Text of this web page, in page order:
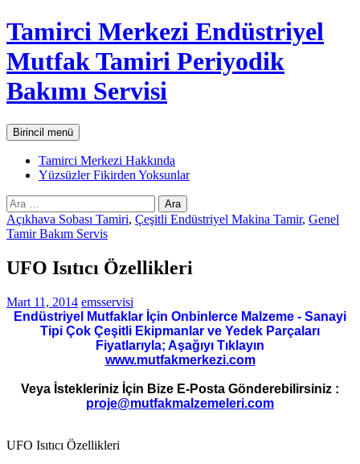
İçeriğe
atla
Tamirci Merkezi Endüstriyel
Mutfak Tamiri Periyodik
Bakımı Servisi
AraBirincil menü
Tamirci Merkezi Hakkında
Yüzsüzler Fikirden Yoksunlar
Arama:
Açıkhava Sobası Tamiri, Çeşitli Endüstriyel Makina Tamir, Genel
Tamir Bakım Servis
UFO Isıtıcı Özellikleri
Mart 11, 2014 emsservisi
Endüstriyel Mutfaklar İçin Onbinlerce Malzeme - Sanayi
Tipi Çok Çeşitli Ekipmanlar ve Yedek Parçaları
Fiyatlarıyla; Aşağıyı Tıklayın
www.mutfakmerkezi.com
Veya İstekleriniz İçin Bize E-Posta Gönderebilirsiniz :
proje@mutfakmalzemeleri.com
UFO Isıtıcı Özellikleri